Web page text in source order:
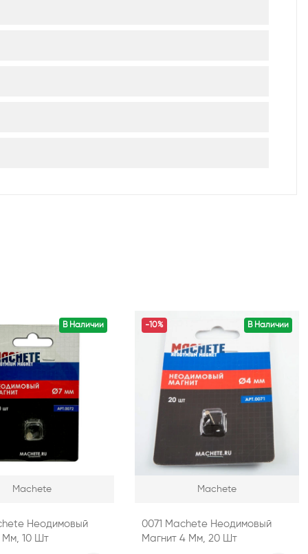
В Наличии
Machete
Неодимовый
Мм, 10 Шт
В Наличии
-10%
Machete
0071 Machete Неодимовый
Магнит 4 Мм, 20 Шт